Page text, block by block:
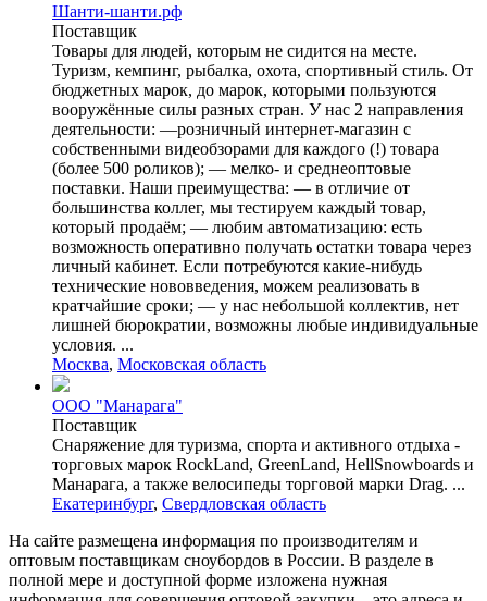
Шанти-шанти.рф
Поставщик
Товары для людей, которым не сидится на месте.
Туризм, кемпинг, рыбалка, охота, спортивный стиль. От
бюджетных марок, до марок, которыми пользуются
вооружённые силы разных стран. У нас 2 направления
деятельности: —розничный интернет-магазин с
собственными видеобзорами для каждого (!) товара
(более 500 роликов); — мелко- и среднеоптовые
поставки. Наши преимущества: — в отличие от
большинства коллег, мы тестируем каждый товар,
который продаём; — любим автоматизацию: есть
возможность оперативно получать остатки товара через
личный кабинет. Если потребуются какие-нибудь
технические нововведения, можем реализовать в
кратчайшие сроки; — у нас небольшой коллектив, нет
лишней бюрократии, возможны любые индивидуальные
условия. ...
Москва, Московская область
ООО "Манарага"
Поставщик
Снаряжение для туризма, спорта и активного отдыха -
торговых марок RockLand, GreenLand, HellSnowboards и
Манарага, а также велосипеды торговой марки Drag. ...
Екатеринбург, Свердловская область
На сайте размещена информация по производителям и
оптовым поставщикам сноубордов в России. В разделе в
полной мере и доступной форме изложена нужная